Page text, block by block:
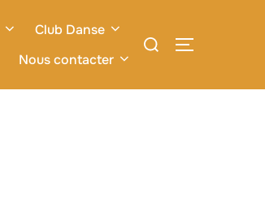
Club Danse
Nous contacter